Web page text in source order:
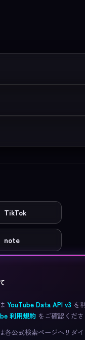
TikTok
note
YouTube Data API v3を
利用規約をご確認くださ
各公式検索ページへリダ